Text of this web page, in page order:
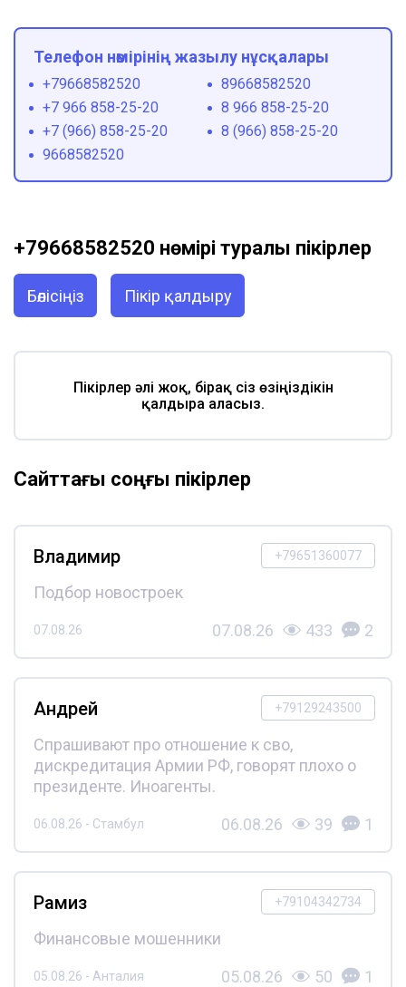
Телефон нөмірінің жазылу нұсқалары
+79668582520
89668582520
+7 966 858-25-20
8 966 858-25-20
+7 (966) 858-25-20
8 (966) 858-25-20
9668582520
+79668582520 нөмірі туралы пікірлер
Бөлісіңіз Пікір қалдыру
Пікірлер әлі жоқ, бірақ сіз өзіңіздікін
қалдыра аласыз.
Сайттағы соңғы пікірлер
+79651360077
Владимир
Подбор новостроек
07.08.26 07.08.26 433 2
+79129243500
Андрей
Спрашивают про отношение к сво,
дискредитация Армии РФ, говорят плохо о
президенте. Иноагенты.
06.08.26 - Стамбул 06.08.26 39 1
+79104342734
Рамиз
Финансовые мошенники
05.08.26 - Анталия 05.08.26 50 1